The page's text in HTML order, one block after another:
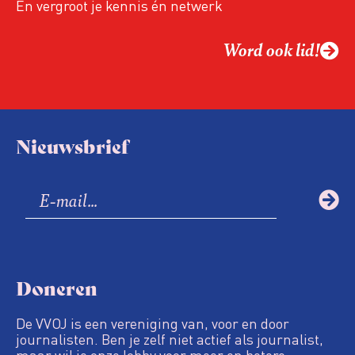
En vergroot je kennis én netwerk
Word ook lid!
Nieuwsbrief
Doneren
De VVOJ is een vereniging van, voor en door
journalisten. Ben je zelf niet actief als journalist,